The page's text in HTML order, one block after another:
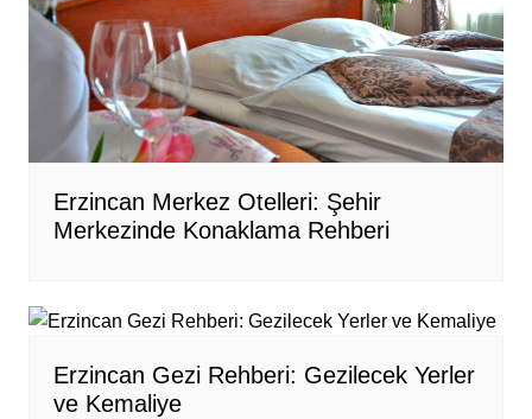
Erzincan Merkez Otelleri: Şehir
Merkezinde Konaklama Rehberi
Erzincan Gezi Rehberi: Gezilecek Yerler
ve Kemaliye